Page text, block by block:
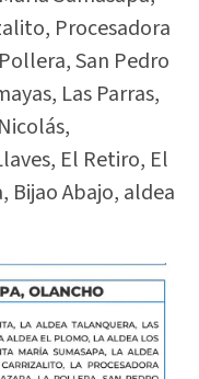
Procesadora
San Pedro
Las Parras,
El Retiro, El
Bijao Abajo, aldea